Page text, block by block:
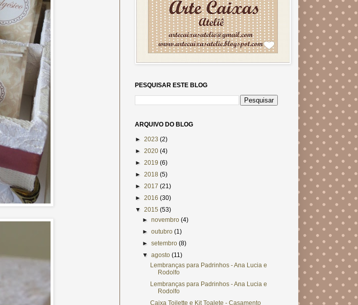
PESQUISAR ESTE BLOG
ARQUIVO DO BLOG
► 2023 (2)
► 2020 (4)
► 2019 (6)
► 2018 (5)
► 2017 (21)
► 2016 (30)
▼ 2015 (53)
►novembro(4)
►outubro(1)
►setembro(8)
▼agosto(11)
Lembranças para Padrinhos - Ana Lucia e
Rodolfo
Lembranças para Padrinhos - Ana Lucia e
Rodolfo
Caixa Toilette e Kit Toalete - Casamento